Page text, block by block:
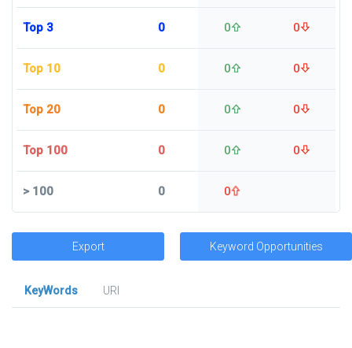
Top 3 0 0 0
Top 10 0 0 0
Top 20 0 0 0
Top 100 0 0 0
>100 0 0
Export Keyword Opportunities
KeyWords
URl